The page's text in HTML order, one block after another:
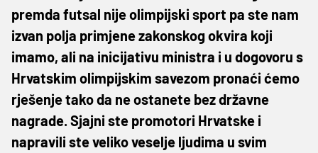
premda futsal nije olimpijski sport pa ste nam
izvan polja primjene zakonskog okvira koji
imamo, ali na inicijativu ministra i u dogovoru s
Hrvatskim olimpijskim savezom pronaći ćemo
rješenje tako da ne ostanete bez državne
nagrade. Sjajni ste promotori Hrvatske i
napravili ste veliko veselje ljudima u svim